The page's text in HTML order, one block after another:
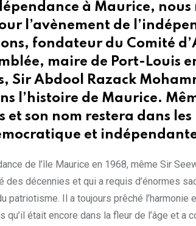
à Maurice,
l’avènement de
fondateur du Comité
maire de Port-Louis
Sir Abdool Razack
l’histoire de Maurice.
son nom restera dans
et
de l’île Maurice en 1968, même Sir
des décennies et qui a requis d’énormes
patriotisme. Il a toujours prêché
était encore dans la fleur de l’âge et